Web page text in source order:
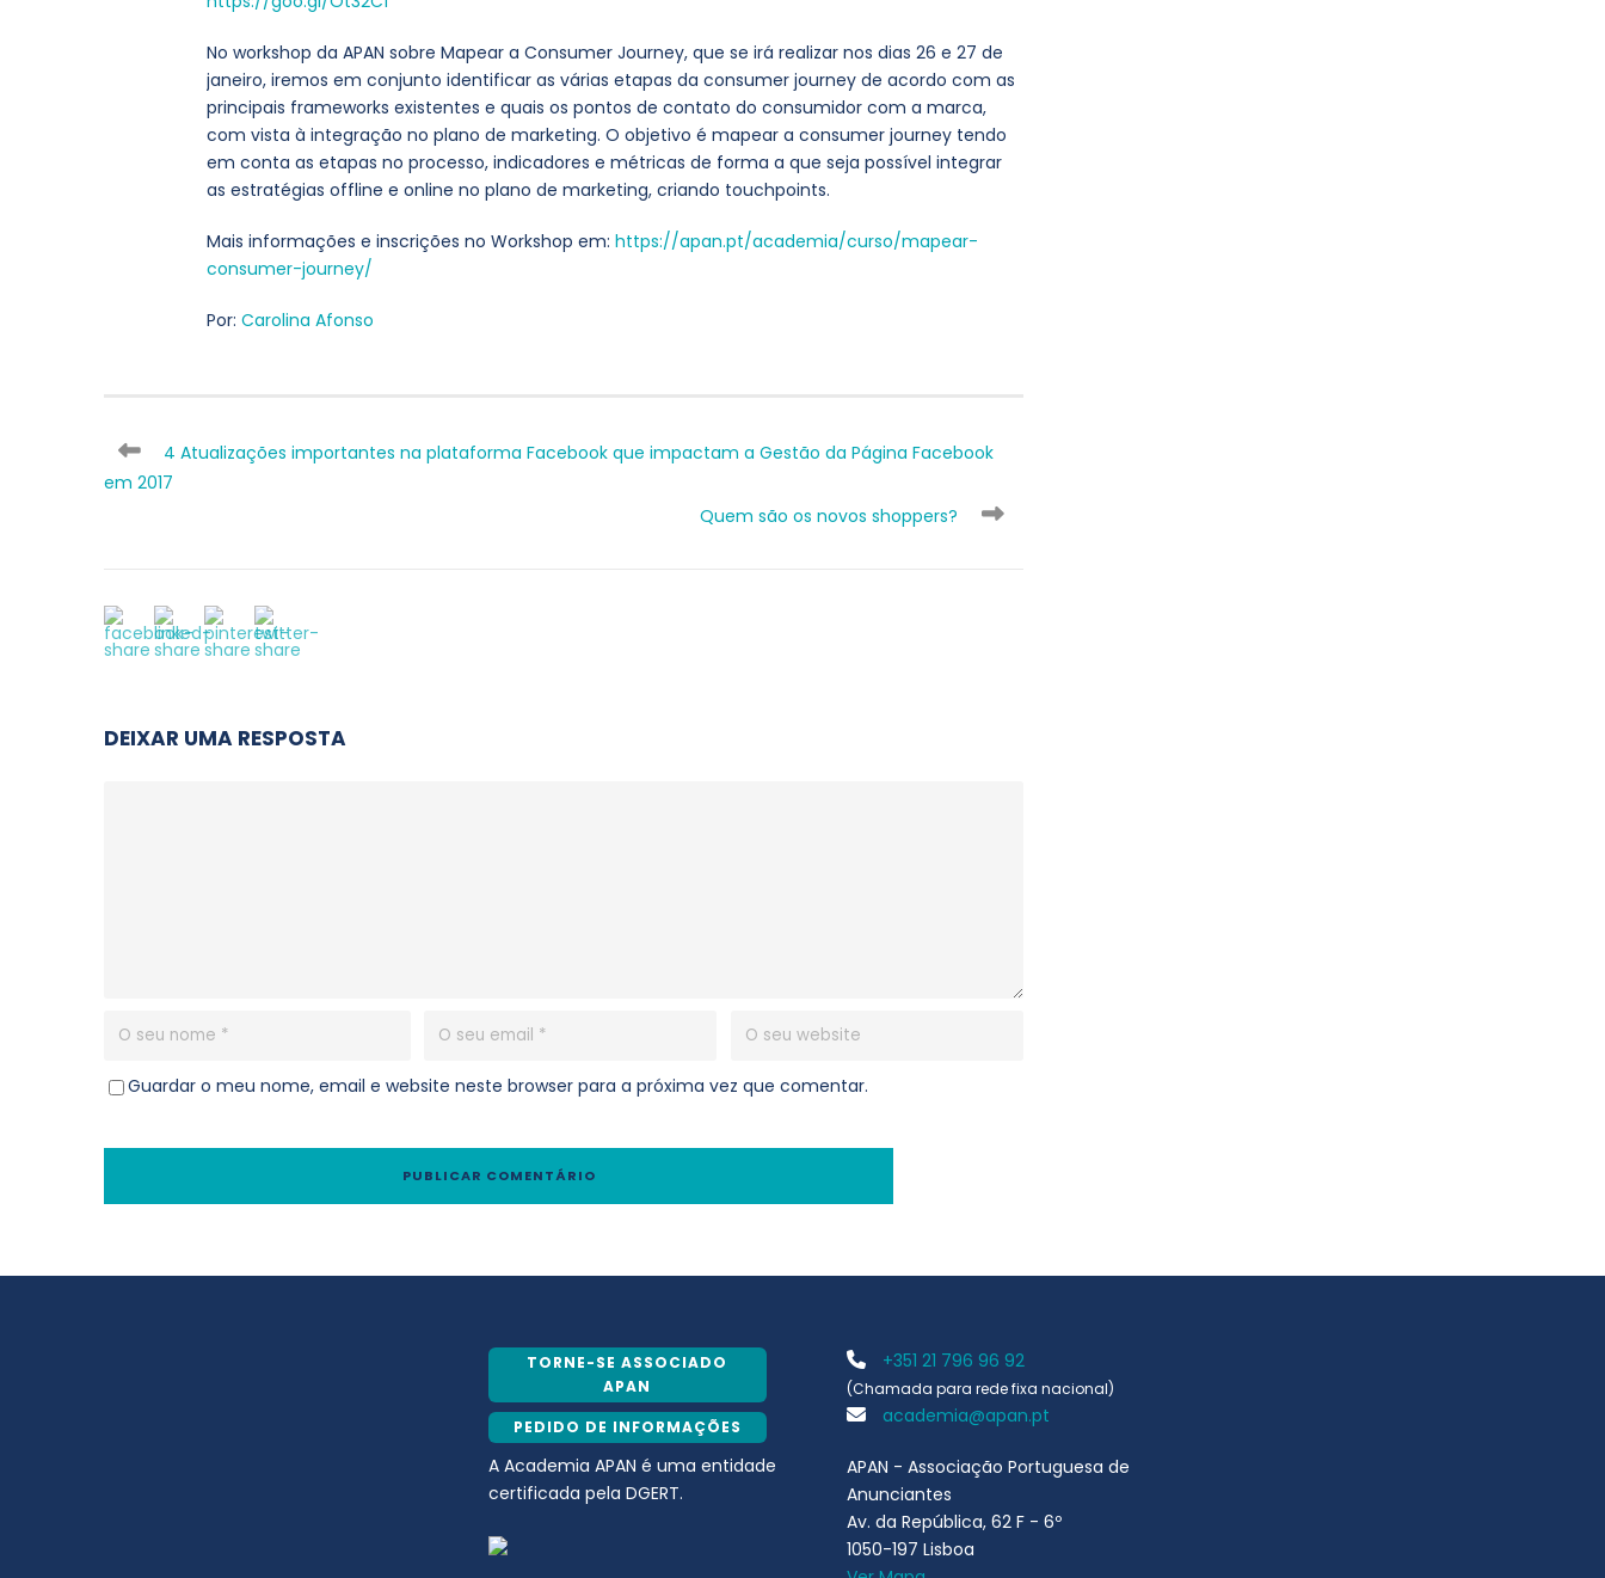
No workshop da APAN sobre Mapear a Consumer Journey, que se irá realizar nos dias 26 e 27 de
janeiro, iremos em conjunto identificar as várias etapas da consumer journey de acordo com as
principais frameworks existentes e quais os pontos de contato do consumidor com a marca,
com vista à integração no plano de marketing. O objetivo é mapear a consumer journey tendo
em conta as etapas no processo, indicadores e métricas de forma a que seja possível integrar
as estratégias offline e online no plano de marketing, criando touchpoints.
Mais informações e inscrições no Workshop em: https://apan.pt/academia/curso/mapear-
consumer-journey/
Por: Carolina Afonso
4 Atualizações importantes na plataforma Facebook que impactam a Gestão da Página Facebook
em 2017
Quem são os novos shoppers?
DEIXAR UMA RESPOSTA
Guardar o meu nome, email e website neste browser para a próxima vez que comentar.
TORNE-SE ASSOCIADO
APAN
PEDIDO DE INFORMAÇÕES
A Academia APAN é uma entidade
certificada pela DGERT.
+351 21 796 96 92
(Chamada para rede fixa nacional)
academia@apan.pt
APAN - Associação Portuguesa de
Anunciantes
Av. da República, 62 F - 6º
1050-197 Lisboa